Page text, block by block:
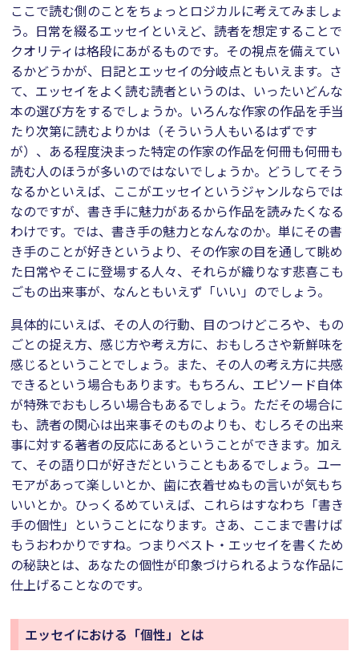
ここで読む側のことをちょっとロジカルに考えてみましょ
う。日常を綴るエッセイといえど、読者を想定することで
クオリティは格段にあがるものです。その視点を備えてい
るかどうかが、日記とエッセイの分岐点ともいえます。さ
て、エッセイをよく読む読者というのは、いったいどんな
本の選び方をするでしょうか。いろんな作家の作品を手当
たり次第に読むよりかは（そういう人もいるはずです
が）、ある程度決まった特定の作家の作品を何冊も何冊も
読む人のほうが多いのではないでしょうか。どうしてそう
なるかといえば、ここがエッセイというジャンルならでは
なのですが、書き手に魅力があるから作品を読みたくなる
わけです。では、書き手の魅力となんなのか。単にその書
き手のことが好きというより、その作家の目を通して眺め
た日常やそこに登場する人々、それらが織りなす悲喜こも
ごもの出来事が、なんともいえず「いい」のでしょう。
具体的にいえば、その人の行動、目のつけどころや、もの
ごとの捉え方、感じ方や考え方に、おもしろさや新鮮味を
感じるということでしょう。また、その人の考え方に共感
できるという場合もあります。もちろん、エピソード自体
が特殊でおもしろい場合もあるでしょう。ただその場合に
も、読者の関心は出来事そのものよりも、むしろその出来
事に対する著者の反応にあるということができます。加え
て、その語り口が好きだということもあるでしょう。ユー
モアがあって楽しいとか、歯に衣着せぬもの言いが気もち
いいとか。ひっくるめていえば、これらはすなわち「書き
手の個性」ということになります。さあ、ここまで書けば
もうおわかりですね。つまりベスト・エッセイを書くため
の秘訣とは、あなたの個性が印象づけられるような作品に
仕上げることなのです。
エッセイにおける「個性」とは